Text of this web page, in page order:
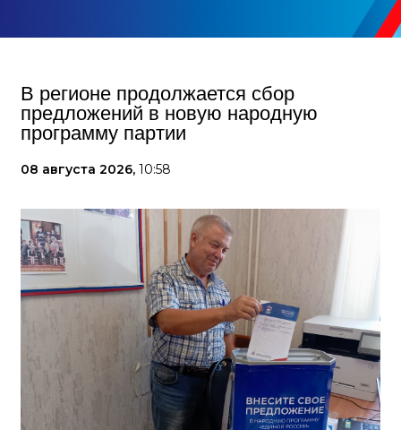
В регионе продолжается сбор
предложений в новую народную
программу партии
08 августа 2026, 10:58